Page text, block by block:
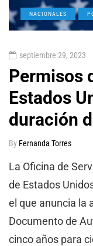
NACIONALES
septiembre 29, 2023
Permisos
Estados
duración
By Fernanda Torres
La Oficina de
de Estados
el que anuncia la
Documento de
cinco años para